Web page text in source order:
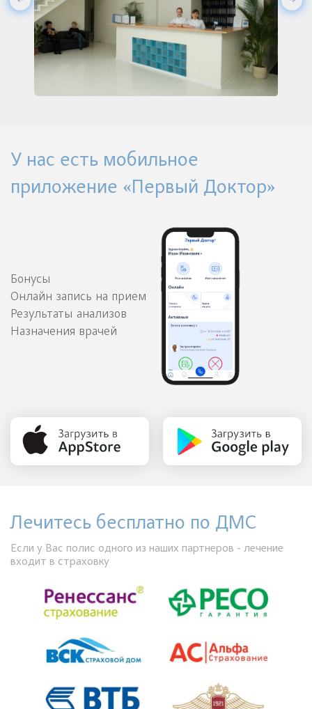
У нас есть мобильное
приложение «Первый Доктор»
Бонусы
Онлайн запись на прием
Результаты анализов
Назначения врачей
Лечитесь бесплатно по ДМС
Если у Вас полис одного из наших партнеров - лечение
входит в страховку